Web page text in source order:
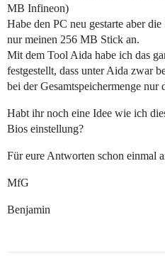
MB Infineon)
Habe den PC neu gestarte aber
nur meinen 256 MB Stick an.
Mit dem Tool Aida habe ich das
festgestellt, dass unter Aida zwar
bei der Gesamtspeichermenge
Habt ihr noch eine Idee wie ich
Bios einstellung?
Für eure Antworten schon einmal
MfG
Benjamin